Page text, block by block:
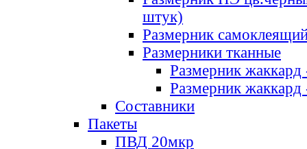
штук)
Размерник
Размерники тканные
Размерник
Размерник
Составники
Пакеты
ПВД 20мкр